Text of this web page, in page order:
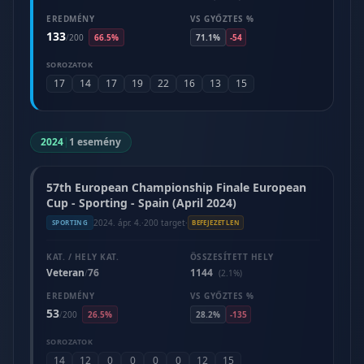
EREDMÉNY
133/200 66.5%
VS GYŐZTES %
71.1%
-54
SOROZATOK
17 14 17 19 22 16 13 15
2024| 1 esemény
57th European Championship Finale European
Cup - Sporting - Spain (April 2024)
SPORTING 2024. ápr. 4. ·200 target· BEFEJEZETLEN
KAT. / HELY KAT.
Veteran/76
ÖSSZESÍTETT HELY
1144 (2.1%)
EREDMÉNY
53/200 26.5%
VS GYŐZTES %
28.2%
-135
SOROZATOK
14 12 0 0 0 0 12 15